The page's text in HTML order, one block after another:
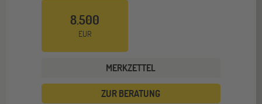
8.500
EUR
MERKZETTEL
ZUR BERATUNG